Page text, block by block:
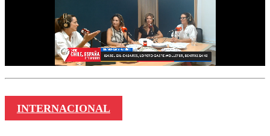
INTERNACIONAL